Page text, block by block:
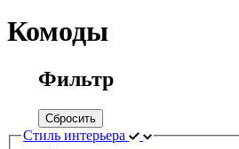
Комоды
Фильтр
Сбросить
Стиль интерьера